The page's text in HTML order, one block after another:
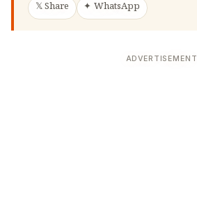
𝕏 Share ✦ WhatsApp
ADVERTISEMENT